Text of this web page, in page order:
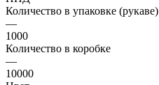
Количество в упаковке (рукаве)
—
1000
Количество в коробке
—
10000